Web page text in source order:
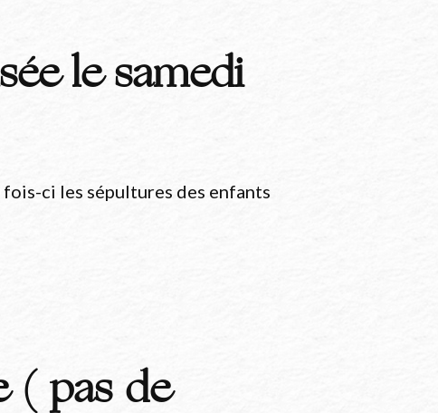
le samedi
ci les sépultures des enfants
( pas de